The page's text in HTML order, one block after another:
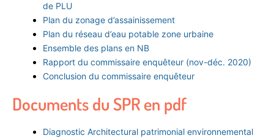
de PLU
Plan du zonage d’assainissement
Plan du réseau d’eau potable zone urbaine
Ensemble des plans en NB
Rapport du commissaire enquêteur (nov-déc. 2020)
Conclusion du commissaire enquêteur
Documents du SPR en pdf
Diagnostic Architectural patrimonial environnemental